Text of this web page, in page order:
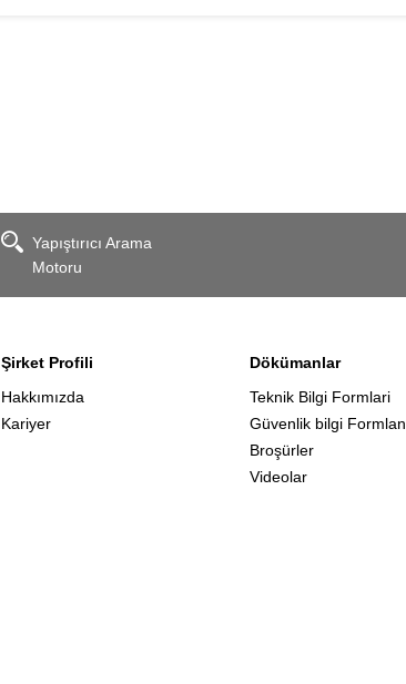
Yapıştırıcı Arama
Motoru
Şirket Profili
Hakkımızda
Kariyer
Dökümanlar
Teknik Bilgi Formlari
Güvenlik bilgi Formlan
Broşürler
Videolar